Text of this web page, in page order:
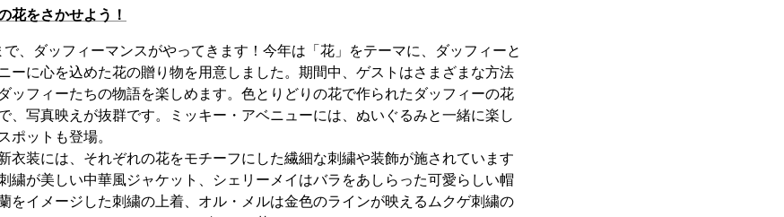
花をさかせよう！
、ダッフィーマンスがやってきます！今年は「花」をテーマに、ダッフィーと
ーに心を込めた花の贈り物を用意しました。期間中、ゲストはさまざまな方法
ッフィーたちの物語を楽しめます。色とりどりの花で作られたダッフィーの花
、写真映えが抜群です。ミッキー・アベニューには、ぬいぐるみと一緒に楽し
ポットも登場。
衣装には、それぞれの花をモチーフにした繊細な刺繍や装飾が施されています
繍が美しい中華風ジャケット、シェリーメイはバラをあしらった可愛らしい帽
をイメージした刺繍の上着、オル・メルは金色のラインが映えるムクゲ刺繍の